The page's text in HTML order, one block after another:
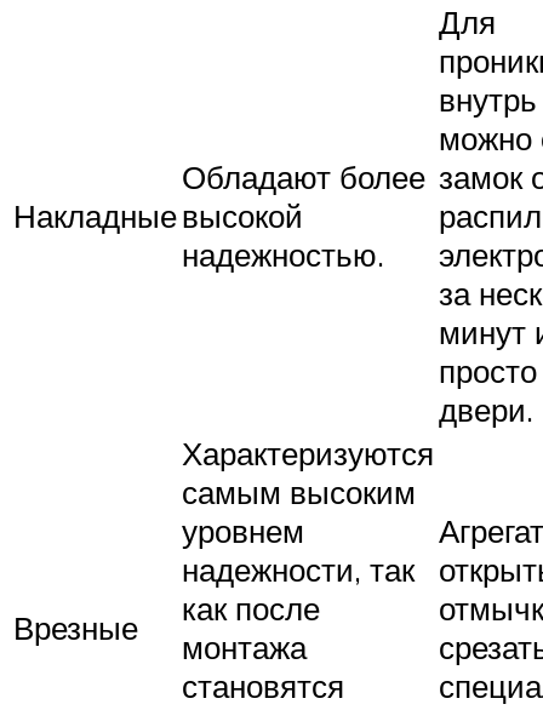
Накладные
Обладают более
высокой
надежностью.
Для
можно
замок
за
минут
двери.
Врезные
Характеризуются
самым высоким
уровнем
надежности, так
как после
монтажа
становятся